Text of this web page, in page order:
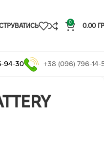
0
0.00
94-30 +38 (096) 796-14-